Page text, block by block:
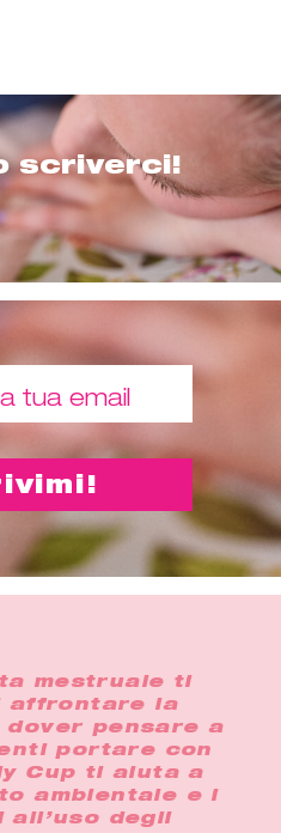
scriverci!
mestruale ti
affrontare la
dover pensare a
portare con
Cup ti aiuta a
ambientale e i
degli